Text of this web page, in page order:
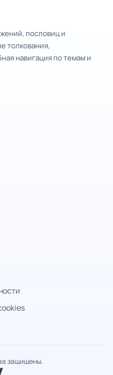
пословиц и
толкования,
навигация по темам и
защищены.